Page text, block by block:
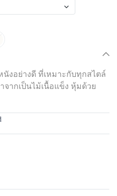
งอย่างดี ที่เหมาะกับทุกสไตล์
ากเป็นไม้เนื้อแข็ง หุ้มด้วย